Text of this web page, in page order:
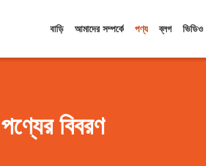
বাড়ি আমাদের সম্পর্কে পণ্য ব্লগ ভিডিও
পণ্যের বিবরণ